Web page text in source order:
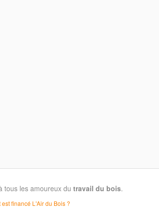
tous les amoureux du travail du bois.
financé L'Air du Bois ?